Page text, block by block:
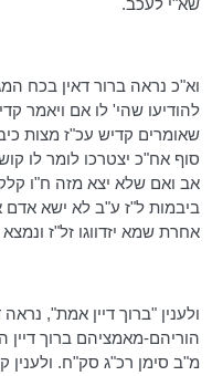
שא"י לעכב.
וא"כ נראה ברורדאין בכח
להודיעו שהי' לו אם ויאמר
שאומרים קדיש עכ"ז מצות
סוף אח"כ יצטרכו לומר לו
אב ואם שלא יצא מזה ח"ו
ביבמות ל"ז ע"ב לא ישא אדם
אחרת שמא יזדווגוזל"ז
ולענין "ברוך דיין אמת", נראה
הוריהם-מאמציהם ברוך
מ"ב סימן רכ"ג סק"ח.